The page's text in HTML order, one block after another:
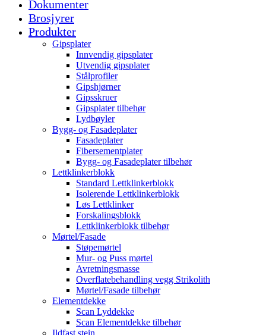
Dokumenter
Brosjyrer
Produkter
Gipsplater
Innvendig gipsplater
Utvendig gipsplater
Stålprofiler
Gipshjørner
Gipsskruer
Gipsplater tilbehør
Lydbøyler
Bygg- og Fasadeplater
Fasadeplater
Fibersementplater
Bygg- og Fasadeplater tilbehør
Lettklinkerblokk
Standard Lettklinkerblokk
Isolerende Lettklinkerblokk
Løs Lettklinker
Forskalingsblokk
Lettklinkerblokk tilbehør
Mørtel/Fasade
Støpemørtel
Mur- og Puss mørtel
Avretningsmasse
Overflatebehandling vegg Strikolith
Mørtel/Fasade tilbehør
Elementdekke
Scan Lyddekke
Scan Elementdekke tilbehør
Ildfast stein